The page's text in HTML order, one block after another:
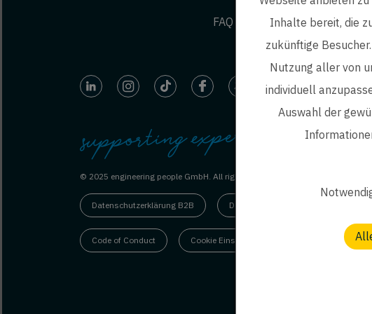
FAQ
ep life science
© 2025 engineering people GmbH. All rights reserved.
Datenschutzerklärung B2B Datenschutzerklärung
Code of Conduct Cookie Einstellungen
Inhalte bereit, die
zukünftige
Nutzung aller von
individuell
Auswahl der